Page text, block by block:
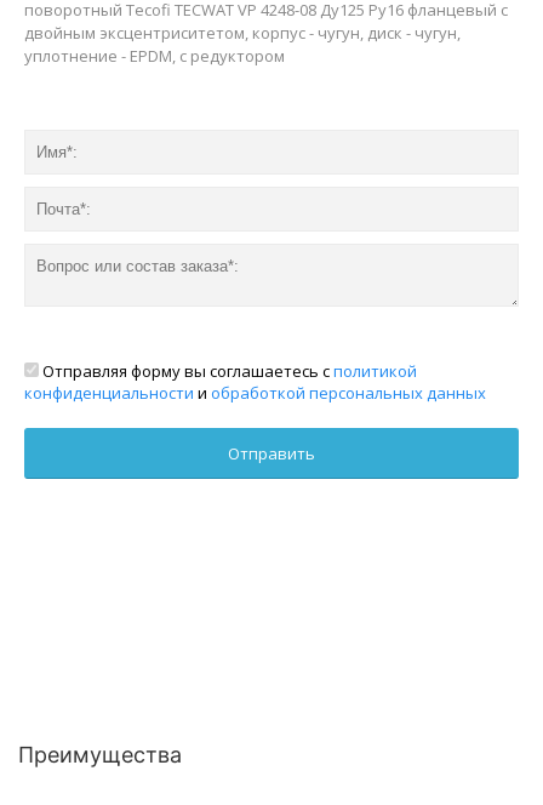
поворотный Tecofi TECWAT VP 4248-08 Ду125 Ру16 фланцевый с
двойным эксцентриситетом, корпус - чугун, диск - чугун,
уплотнение - EPDM, с редуктором
Отправляя форму вы соглашаетесь сполитикой
конфиденциальности и обработкой персональных данных
Преимущества